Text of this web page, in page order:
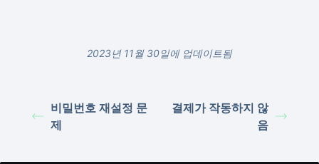
2023년 11월 30일에 업데이트됨
비밀번호 재설정 문
제
결제가 작동하지 않
음